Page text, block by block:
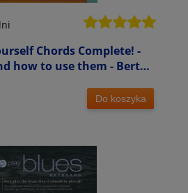
Chords Complete! -
how to use them - Bert
klawiszoweDo koszyka